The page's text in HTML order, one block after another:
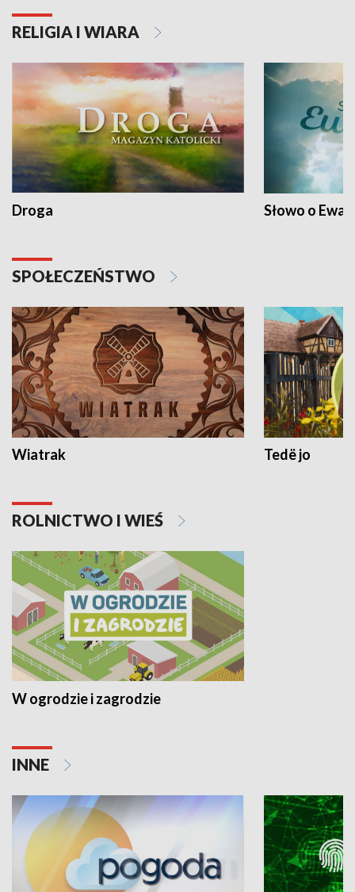
RELIGIA I WIARA
Droga Słowo o
SPOŁECZEŃSTWO
Wiatrak Tedë jo
ROLNICTWO I WIEŚ
W ogrodzie i zagrodzie
INNE